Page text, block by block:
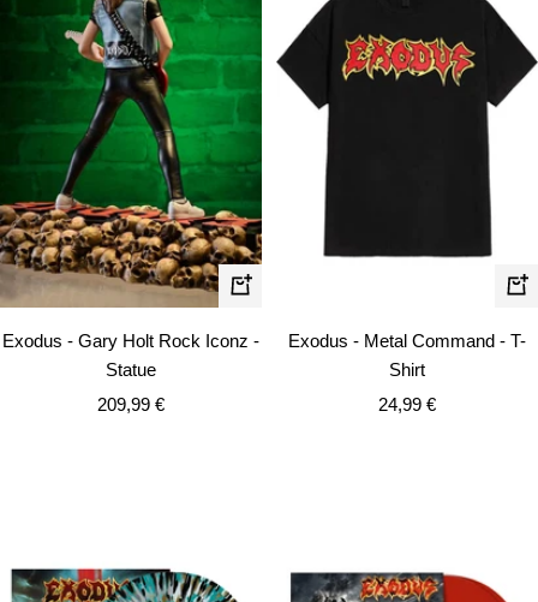
In
Exodus - Gary Holt Rock Iconz -
Statue
Angebotspreis
209,99 €
Exodus - Metal Command - T-
Shirt
Angebotspreis
24,99 €